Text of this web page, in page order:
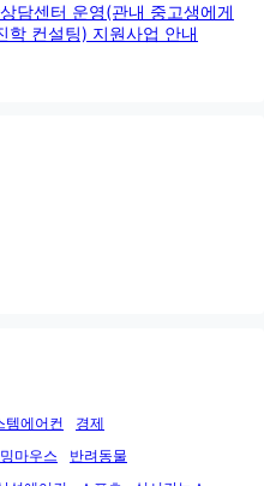
담센터 운영(관내 중고생에게
학 컨설팅) 지원사업 안내
템에어컨
경제
마우스
반려동물